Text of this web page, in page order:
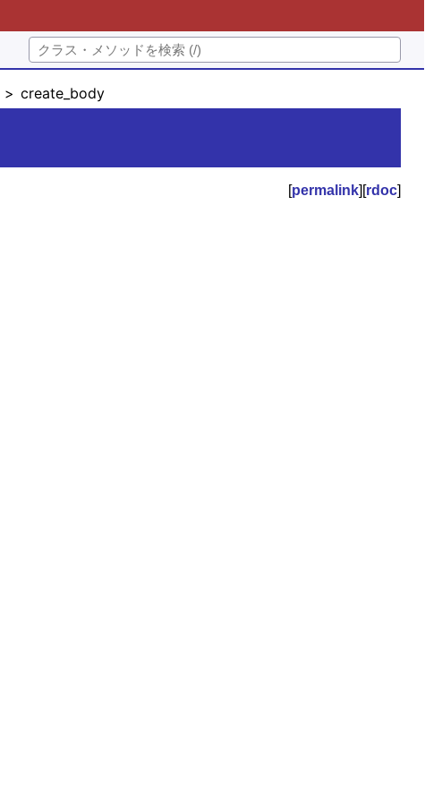
create_body
[permalink][rdoc]